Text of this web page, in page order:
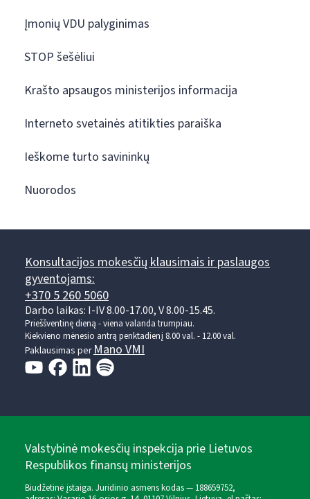
Įmonių VDU palyginimas
STOP šešėliui
Krašto apsaugos ministerijos informacija
Interneto svetainės atitikties paraiška
Ieškome turto savininkų
Nuorodos
Konsultacijos mokesčių klausimais ir paslaugos
gyventojams:
+370 5 260 5060
Darbo laikas: I-IV 8.00-17.00, V 8.00-15.45.
Prieššventinę dieną - viena valanda trumpiau.
Kiekvieno mėnesio antrą penktadienį 8.00 val. - 12.00 val.
Paklausimas per Mano VMI
Valstybinė mokesčių inspekcija prie Lietuvos
Respublikos finansų ministerijos
Biudžetinė įstaiga. Juridinio asmens kodas — 188659752,